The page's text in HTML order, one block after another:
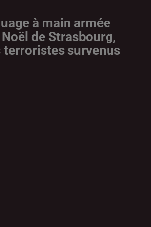
à main armée
de Strasbourg,
terroristes survenus